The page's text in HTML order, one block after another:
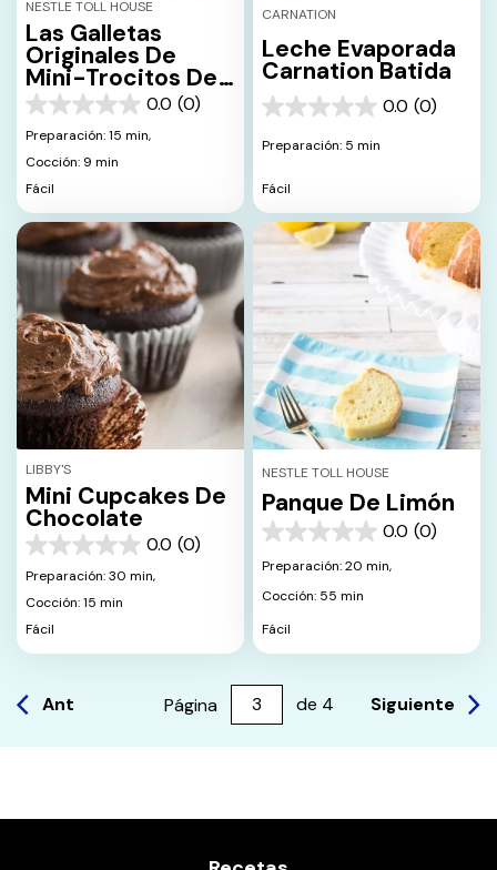
NESTLE TOLL HOUSE
Las Galletas
Originales De
Mini-Trocitos De
Chocolate Nestlé
Toll House
0.0 (0)
0.0
de
estrellas.
Preparación: 15 min,
Cocción: 9 min
Fácil
CARNATION
Leche Evaporada
Carnation Batida
0.0 (0)
0.0
5
Preparación: 5 min
Fácil
LIBBY'S
Mini Cupcakes De
Chocolate
0.0 (0)
0.0
de
estrellas.
Preparación: 30 min,
Cocción: 15 min
Fácil
NESTLE TOLL HOUSE
Panque De Limón
0.0 (0)
0.0
de
estrellas.
Preparación: 20 min,
Cocción: 55 min
Fácil
Ant Página de 4 Siguiente